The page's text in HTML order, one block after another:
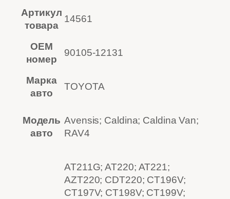
Артикул
товара
14561
OEM
номер
90105-12131
Марка
авто
TOYOTA
Модель
авто
Avensis; Caldina; Caldina Van;
RAV4
AT211G; AT220; AT221;
AZT220; CDT220; CT196V;
CT197V; CT198V; CT199V;